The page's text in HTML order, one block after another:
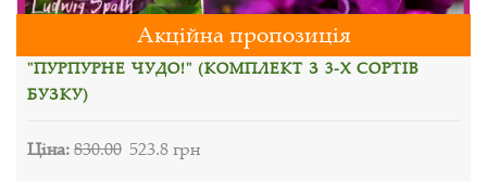
Акційна пропозиція
"ПУРПУРНЕ ЧУДО!" (КОМПЛЕКТ З 3-Х СОРТІВ
БУЗКУ)
Ціна:830.00 523.8 грн